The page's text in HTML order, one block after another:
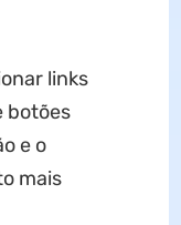
links
botões
e o
mais